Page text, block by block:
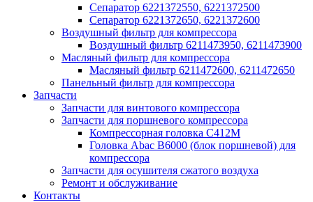
Сепаратор 6221372550, 6221372500
Сепаратор 6221372650, 6221372600
Воздушный фильтр для компрессора
Воздушный фильтр 6211473950, 6211473900
Масляный фильтр для компрессора
Масляный фильтр 6211472600, 6211472650
Панельный фильтр для компрессора
Запчасти
Запчасти для винтового компрессора
Запчасти для поршневого компрессора
Компрессорная головка С412М
Головка Abac B6000 (блок поршневой) для
компрессора
Запчасти для осушителя сжатого воздуха
Ремонт и обслуживание
Контакты